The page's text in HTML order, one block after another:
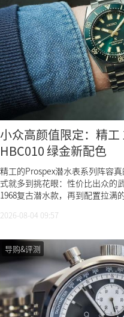
小众高颜值限定：精工
HBC010 绿金新配色
精工的Prospex潜水表系列阵容
式就多到挑花眼：性价比出众的
1968复古潜水款，再到配置拉满
2026-08-04 09:57
导购&评测